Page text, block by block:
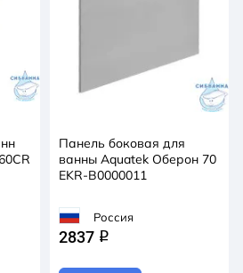
Панель боковая для
ванны Aquatek Оберон 70
EKR-B0000011
Россия
2837 q